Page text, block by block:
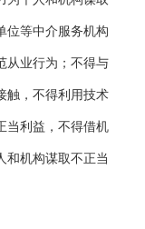
位等中介服务机构
从业行为；不得与
触，不得利用技术
当利益，不得借机
和机构谋取不正当